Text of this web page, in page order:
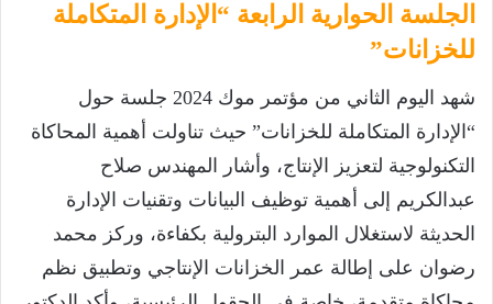
الجلسة الحوارية الرابعة “الإدارة المتكاملة
للخزانات”
شهد اليوم الثاني من مؤتمر موك 2024 جلسة حول
“الإدارة المتكاملة للخزانات” حيث تناولت أهمية المحاكاة
التكنولوجية لتعزيز الإنتاج، وأشار المهندس صلاح
عبدالكريم إلى أهمية توظيف البيانات وتقنيات الإدارة
الحديثة لاستغلال الموارد البترولية بكفاءة، وركز محمد
رضوان على إطالة عمر الخزانات الإنتاجي وتطبيق نظم